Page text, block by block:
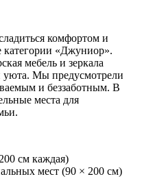
комфортом и
«Джуниор».
мебель и зеркала
уюта. Мы предусмотрели
и беззаботным. В
места для
см каждая)
мест (90 × 200 см)